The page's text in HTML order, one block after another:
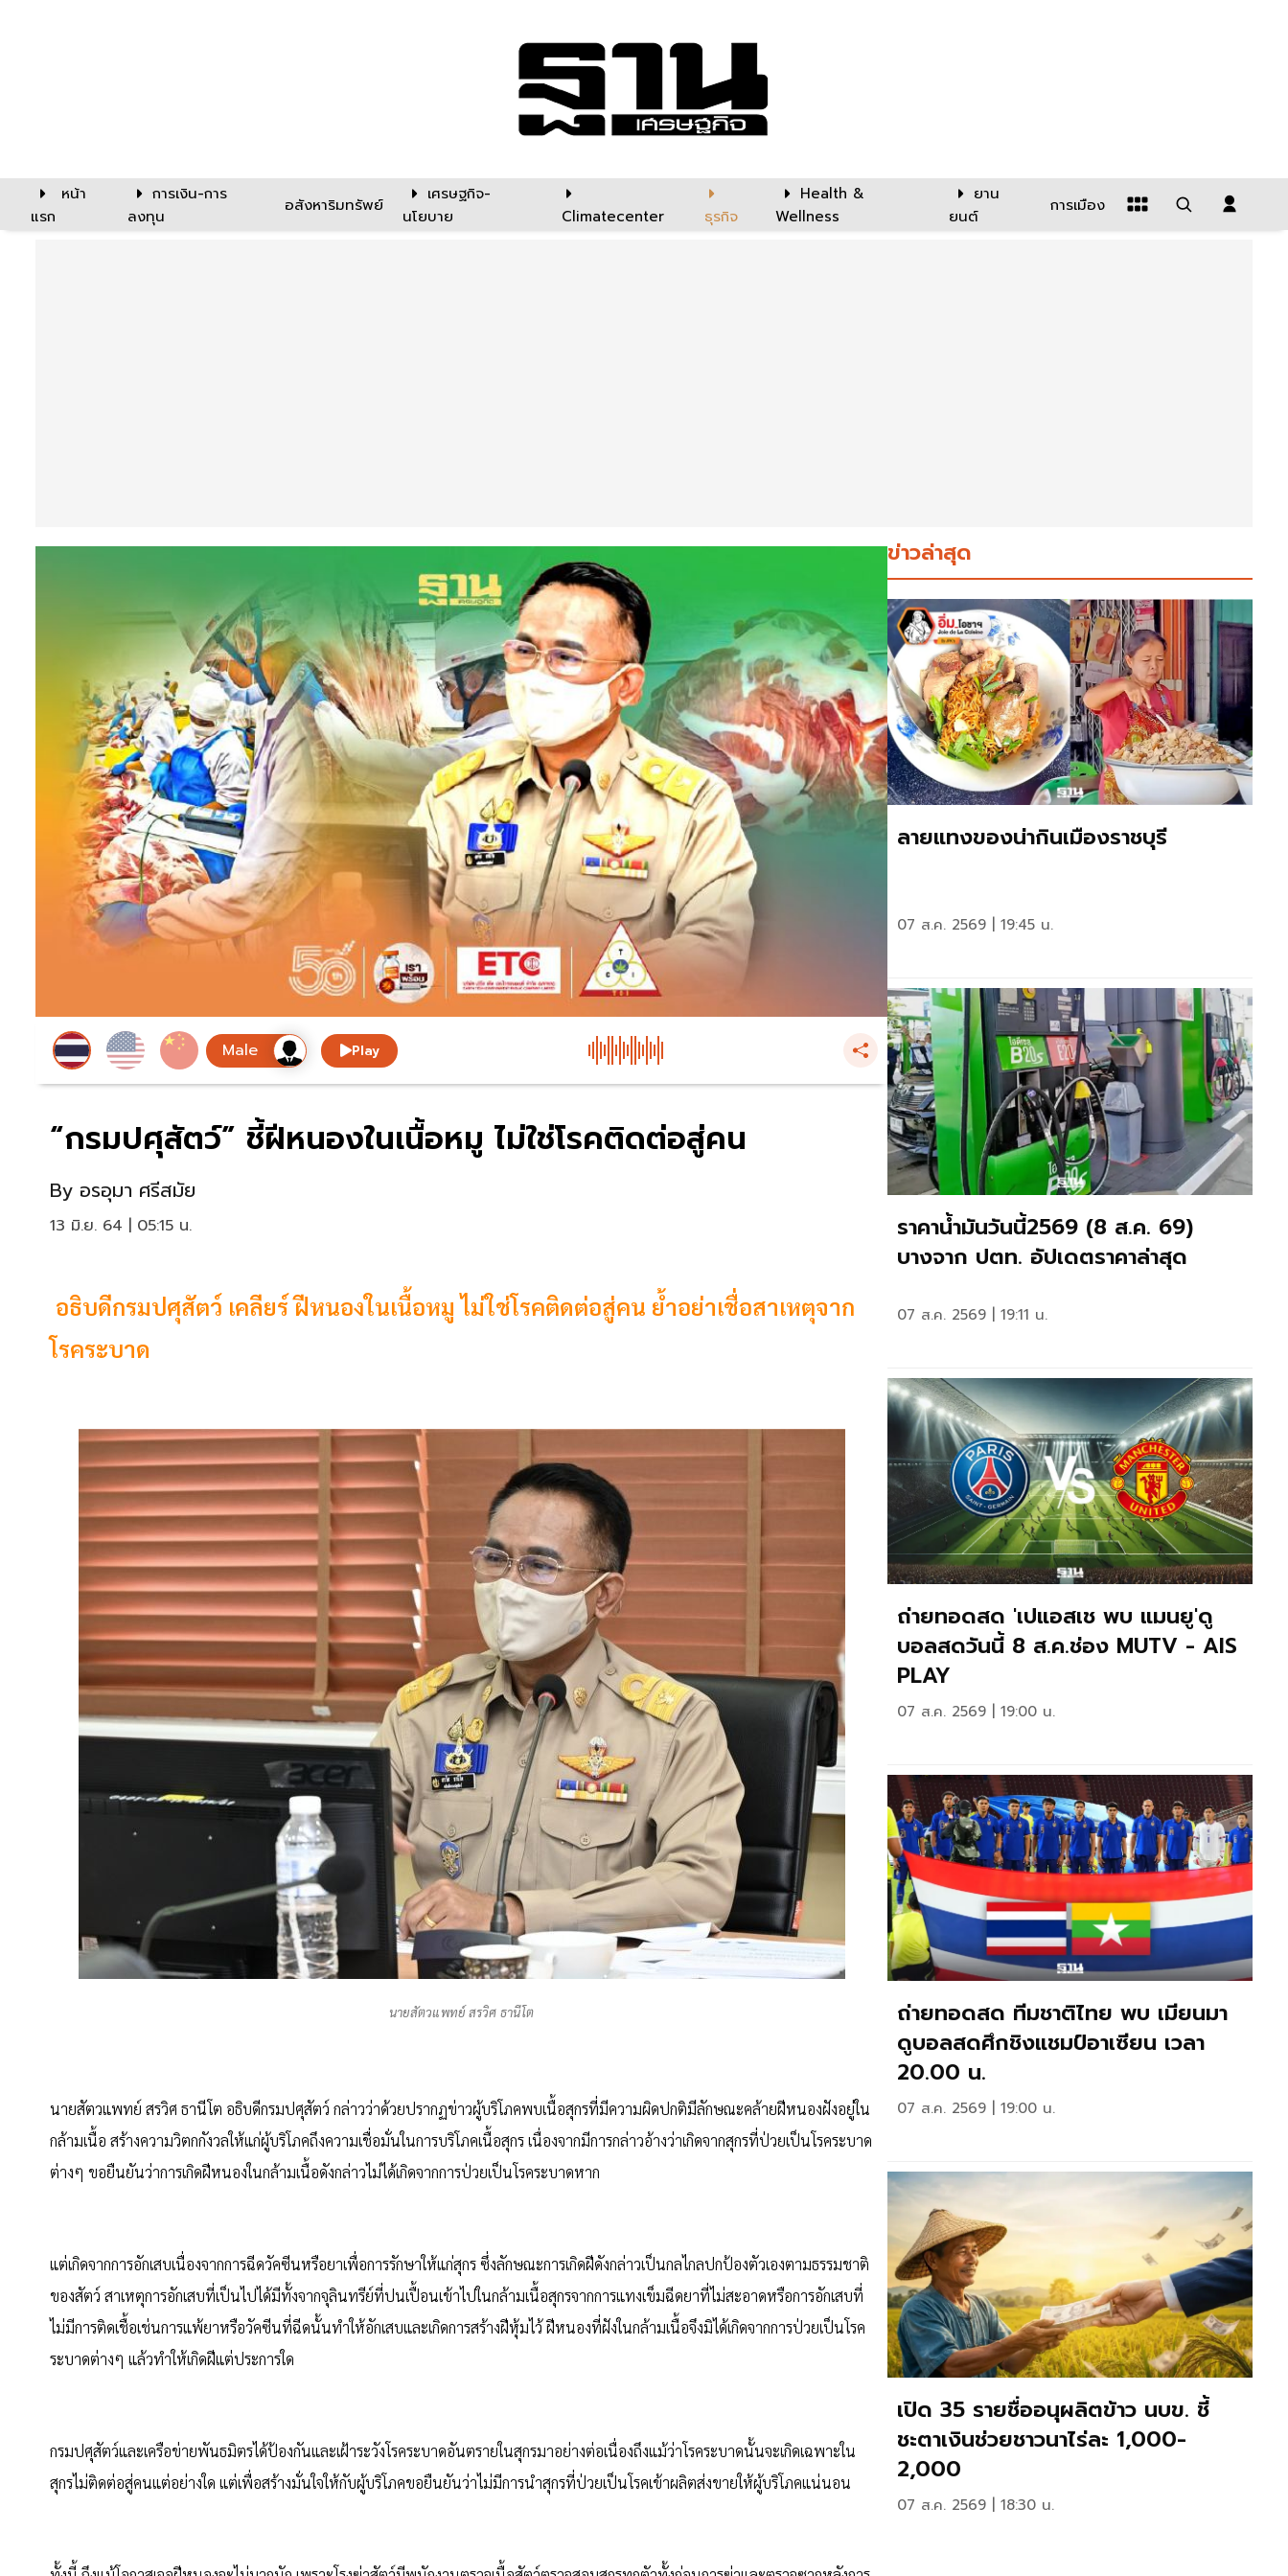
หน้า
แรก
การเงิน-การ
ลงทุน
อสังหาริมทรัพย์
เศรษฐกิจ-
นโยบาย
Climatecenter ธุรกิจ
Health &
Wellness
ยาน
ยนต์
การเมือง
Play
“กรมปศุสัตว์” ชี้ฝีหนองในเนื้อหมู ไม่ใช่โรคติดต่อสู่คน
By อรอุมา ศรีสมัย
13 มิ.ย. 64 | 05:15 น.
อธิบดีกรมปศุสัตว์ เคลียร์ ฝีหนองในเนื้อหมู ไม่ใช่โรคติดต่อสู่คน ย้ำอย่าเชื่อสาเหตุจาก
โรคระบาด
นายสัตวแพทย์ สรวิศ ธานีโต
นายสัตวแพทย์ สรวิศ ธานีโต อธิบดีกรมปศุสัตว์ กล่าวว่าด้วยปรากฏข่าวผู้บริโภคพบเนื้อสุกรที่มีความผิดปกติมีลักษณะคล้ายฝีหนองฝังอยู่ใน
กล้ามเนื้อ สร้างความวิตกกังวลให้แก่ผู้บริโภคถึงความเชื่อมั่นในการบริโภคเนื้อสุกร เนื่องจากมีการกล่าวอ้างว่าเกิดจากสุกรที่ป่วยเป็นโรคระบาด
ต่างๆ ขอยืนยันว่าการเกิดฝีหนองในกล้ามเนื้อดังกล่าวไม่ได้เกิดจากการป่วยเป็นโรคระบาดหาก
แต่เกิดจากการอักเสบเนื่องจากการฉีดวัคซีนหรือยาเพื่อการรักษาให้แก่สุกร ซึ่งลักษณะการเกิดฝีดังกล่าวเป็นกลไกลปกป้องตัวเองตามธรรมชาติ
ของสัตว์ สาเหตุการอักเสบที่เป็นไปได้มีทั้งจากจุลินทรีย์ที่ปนเปื้อนเข้าไปในกล้ามเนื้อสุกรจากการแทงเข็มฉีดยาที่ไม่สะอาดหรือการอักเสบที่
ไม่มีการติดเชื้อเช่นการแพ้ยาหรือวัคซีนที่ฉีดนั้นทำให้อักเสบและเกิดการสร้างฝีหุ้มไว้ ฝีหนองที่ฝังในกล้ามเนื้อจึงมิได้เกิดจากการป่วยเป็นโรค
ระบาดต่างๆ แล้วทำให้เกิดฝีแต่ประการใด
กรมปศุสัตว์และเครือข่ายพันธมิตรได้ป้องกันและเฝ้าระวังโรคระบาดอันตรายในสุกรมาอย่างต่อเนื่องถึงแม้ว่าโรคระบาดนั้นจะเกิดเฉพาะใน
สุกรไม่ติดต่อสู่คนแต่อย่างใด แต่เพื่อสร้างมั่นใจให้กับผู้บริโภคขอยืนยันว่าไม่มีการนำสุกรที่ป่วยเป็นโรคเข้าผลิตส่งขายให้ผู้บริโภคแน่นอน
ข่าวล่าสุด
ลายแทงของน่ากินเมืองราชบุรี
07 ส.ค. 2569 | 19:45 น.
ราคาน้ำมันวันนี้2569 (8 ส.ค. 69)
บางจาก ปตท. อัปเดตราคาล่าสุด
07 ส.ค. 2569 | 19:11 น.
ถ่ายทอดสด 'เปแอสเช พบ แมนยู'ดู
บอลสดวันนี้ 8 ส.ค.ช่อง MUTV - AIS
PLAY
07 ส.ค. 2569 | 19:00 น.
ถ่ายทอดสด ทีมชาติไทย พบ เมียนมา
ดูบอลสดศึกชิงแชมป์อาเซียน เวลา
20.00 น.
07 ส.ค. 2569 | 19:00 น.
เปิด 35 รายชื่ออนุผลิตข้าว นบข. ชี้
ชะตาเงินช่วยชาวนาไร่ละ 1,000-
2,000
07 ส.ค. 2569 | 18:30 น.